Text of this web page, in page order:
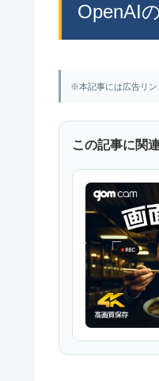
OpenAI
※本記事には広告リン
この記事に関